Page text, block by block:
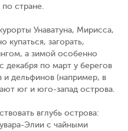
стране.
Унаватуна, Мирисса,
купаться, загорать,
а зимой особенно
декабря по март у берегов
и дельфинов (например, в
юг и юго-запад острова.
вглубь острова:
Элии с чайными